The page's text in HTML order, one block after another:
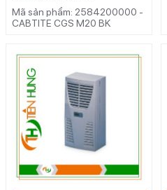
Mã sản phẩm: 2584200000 -
CABTITE CGS M20 BK